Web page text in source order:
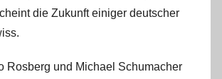
die Zukunft einiger deutscher
Rosberg und Michael Schumacher